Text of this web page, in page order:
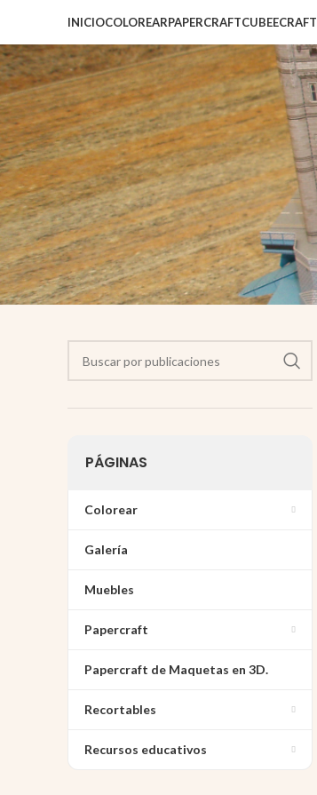
INICIOCOLOREARPAPERCRAFTCUBEECRAFT
PÁGINAS
Colorear
Galería
Muebles
Papercraft
Papercraft de Maquetas en 3D.
Recortables
Recursos educativos